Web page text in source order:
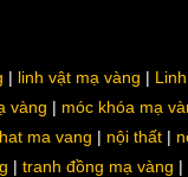
linh vật mạ vàng
vàng móc khóa mạ
ma vang nội thất
tranh đồng mạ vàng